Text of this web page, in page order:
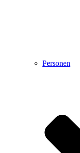
Personen